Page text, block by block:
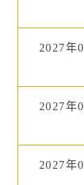
2027年
2027年
2027年